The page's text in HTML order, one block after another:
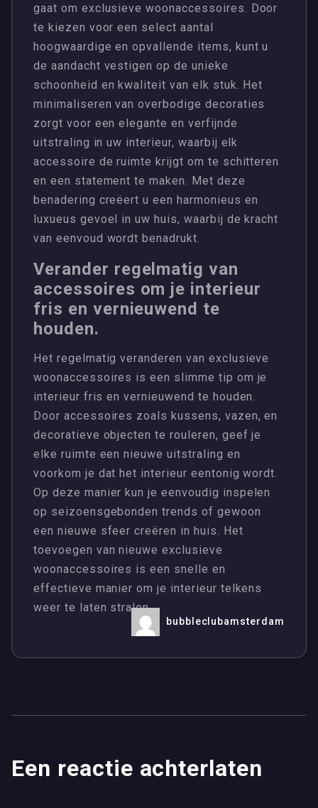
gaat om exclusieve woonaccessoires. Door
te kiezen voor een select aantal
hoogwaardige en opvallende items, kunt u
de aandacht vestigen op de unieke
schoonheid en kwaliteit van elk stuk. Het
minimaliseren van overbodige decoraties
zorgt voor een elegante en verfijnde
uitstraling in uw interieur, waarbij elk
accessoire de ruimte krijgt om te schitteren
en een statement te maken. Met deze
benadering creëert u een harmonieus en
luxueus gevoel in uw huis, waarbij de kracht
van eenvoud wordt benadrukt.
Verander regelmatig van
accessoires om je interieur
fris en vernieuwend te
houden.
Het regelmatig veranderen van exclusieve
woonaccessoires is een slimme tip om je
interieur fris en vernieuwend te houden.
Door accessoires zoals kussens, vazen, en
decoratieve objecten te rouleren, geef je
elke ruimte een nieuwe uitstraling en
voorkom je dat het interieur eentonig wordt.
Op deze manier kun je eenvoudig inspelen
op seizoensgebonden trends of gewoon
een nieuwe sfeer creëren in huis. Het
toevoegen van nieuwe exclusieve
woonaccessoires is een snelle en
effectieve manier om je interieur telkens
weer te laten stralen.
bubbleclubamsterdam
Een reactie achterlaten